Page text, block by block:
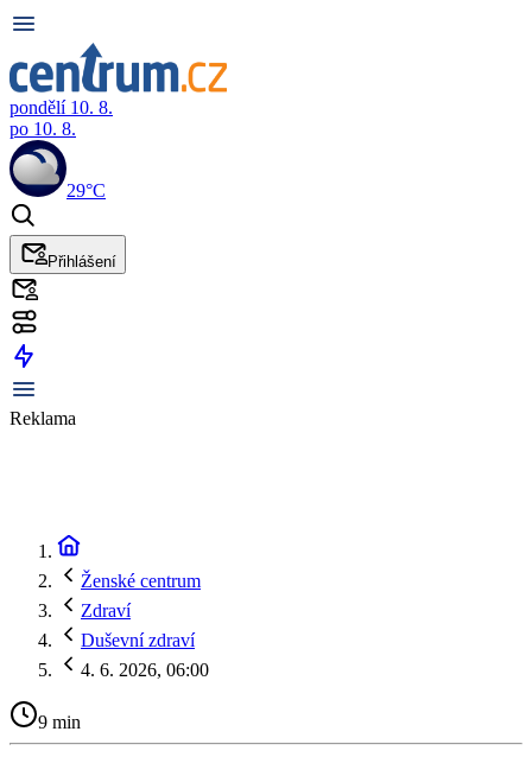
pondělí 10. 8.
po 10. 8.
29°C
Přihlášení
Reklama
Ženské centrum
Zdraví
Duševní zdraví
4. 6. 2026, 06:00
9 min